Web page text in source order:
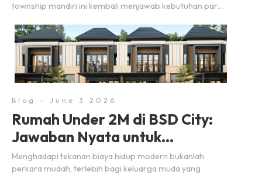
township mandiri ini kembali menjawab kebutuhan para
lewat kehadiran Wander Alley Walk. Ruko terbaru di BSD
City ini datang dengan keunggulan geografis yang
sangat strategis. Letaknya menempel langsung dengan
dua pusat pergerakan massa […]
Blog - June 3 2026
Rumah Under 2M di BSD City:
Jawaban Nyata untuk
Kebutuhan Generasi Sandwich
Menghadapi tekanan biaya hidup modern bukanlah
perkara mudah, terlebih bagi keluarga muda yang